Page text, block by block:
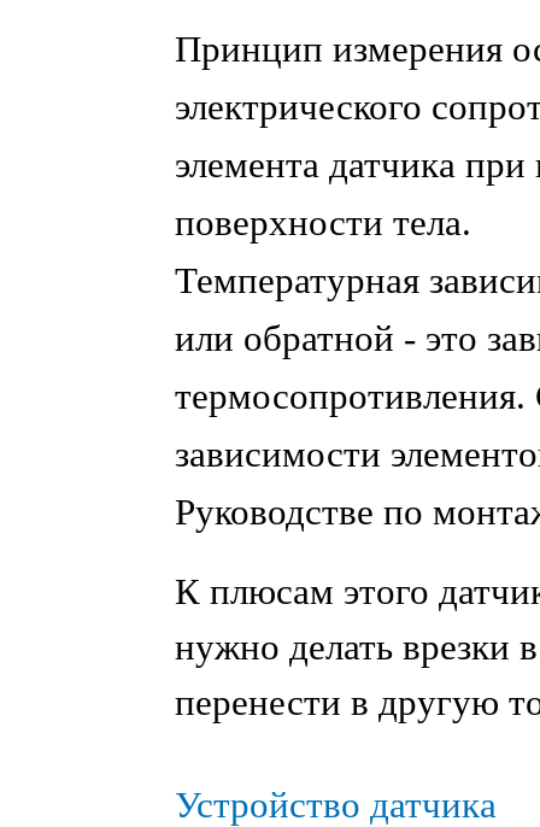
Принцип измерения
электрического
элемента датчика
поверхности тела.
Температурная
или обратной - это
зависимости
Руководстве по
К плюсам этого
нужно делать врезки
перенести в другую
Устройство датчика